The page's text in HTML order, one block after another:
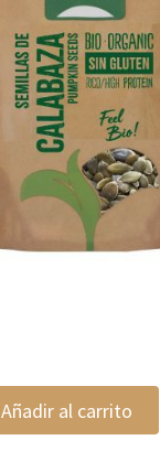
Añadir al carrito